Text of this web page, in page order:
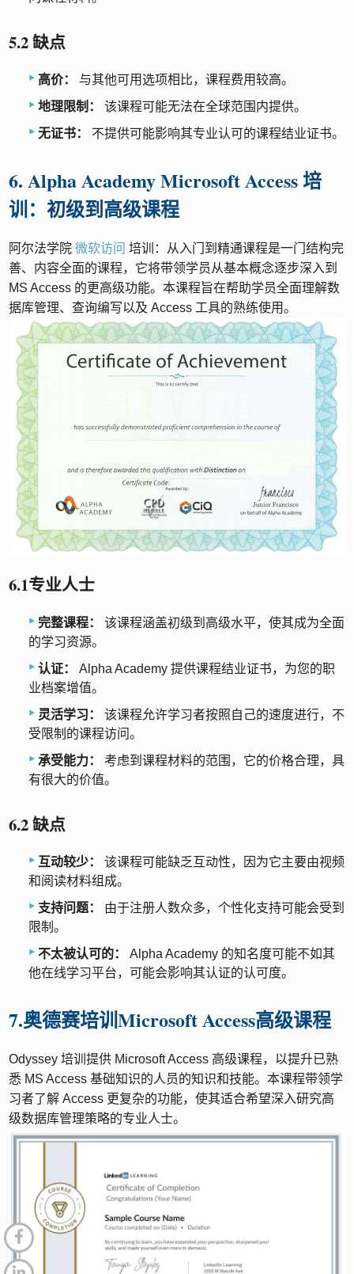
5.2 缺点
高价：
与其他可用选项相比，课程费用较高。
地理限制：
该课程可能无法在全球范围内提供。
无证书：
不提供可能影响其专业认可的课程结业证书。
6. Alpha Academy Microsoft Access 培
训：初级到高级课程
阿尔法学院微软访问 培训：从入门到精通课程是一门结构完
善、内容全面的课程，它将带领学员从基本概念逐步深入到
MS Access 的更高级功能。本课程旨在帮助学员全面理解数
据库管理、查询编写以及 Access 工具的熟练使用。
6.1专业人士
完整课程：
该课程涵盖初级到高级水平，使其成为全面
的学习资源。
认证：
Alpha Academy 提供课程结业证书，为您的职
业档案增值。
灵活学习：
该课程允许学习者按照自己的速度进行，不
受限制的课程访问。
承受能力：
考虑到课程材料的范围，它的价格合理，具
有很大的价值。
6.2 缺点
互动较少：
该课程可能缺乏互动性，因为它主要由视频
和阅读材料组成。
支持问题：
由于注册人数众多，个性化支持可能会受到
限制。
不太被认可的：
Alpha Academy 的知名度可能不如其
他在线学习平台，可能会影响其认证的认可度。
7.奥德赛培训Microsoft Access高级课程
Odyssey 培训提供 Microsoft Access 高级课程，以提升已熟
悉 MS Access 基础知识的人员的知识和技能。本课程带领学
习者了解 Access 更复杂的功能，使其适合希望深入研究高
级数据库管理策略的专业人士。